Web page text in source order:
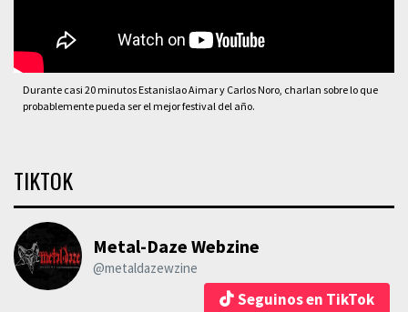
Durante casi 20 minutos Estanislao Aimar y Carlos Noro, charlan sobre lo que
probablemente pueda ser el mejor festival del año.
TIKTOK
Metal-Daze Webzine
@metaldazewzine
Seguinos en TikTok